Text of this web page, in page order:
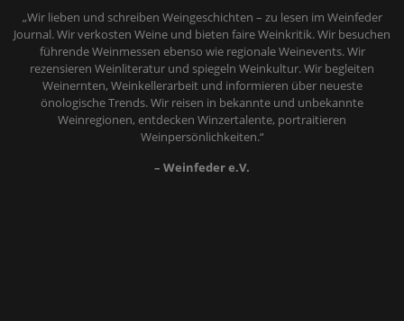
„Wir lieben und schreiben Weingeschichten – zu lesen im Weinfeder
Journal. Wir verkosten Weine und bieten faire Weinkritik. Wir besuchen
führende Weinmessen ebenso wie regionale Weinevents. Wir
rezensieren Weinliteratur und spiegeln Weinkultur. Wir begleiten
Weinernten, Weinkellerarbeit und informieren über neueste
önologische Trends. Wir reisen in bekannte und unbekannte
Weinregionen, entdecken Winzertalente, portraitieren
Weinpersönlichkeiten.“
– Weinfeder e.V.